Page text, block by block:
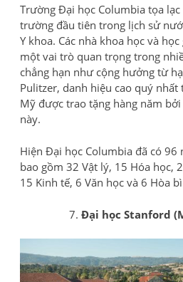
Trường Đại học Columbia tọa
trường đầu tiên trong lịch sử
Y khoa. Các nhà khoa học và
một vai trò quan trọng trong
chẳng hạn như cộng hưởng từ
Pulitzer, danh hiệu cao quý
Mỹ được trao tặng hàng năm
này.
Hiện Đại học Columbia đã có 96
bao gồm 32 Vật lý, 15 Hóa học,
15 Kinh tế, 6 Văn học và 6 Hòa
Đại học Stanford